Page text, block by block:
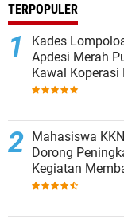
TERPOPULER
Kades
Apdesi Merah
Kawal Koperasi
Mahasiswa
Dorong
Kegiatan
Mengulas Buku